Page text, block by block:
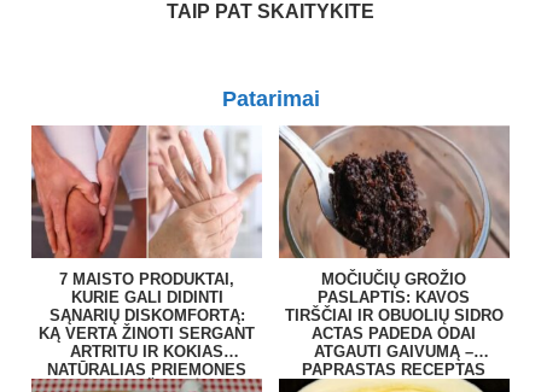
TAIP PAT SKAITYKITE
Patarimai
7 MAISTO PRODUKTAI,
KURIE GALI DIDINTI
SĄNARIŲ DISKOMFORTĄ:
KĄ VERTA ŽINOTI SERGANT
ARTRITU IR KOKIAS
NATŪRALIAS PRIEMONES
RENKASI ŽMONĖS?
MOČIUČIŲ GROŽIO
PASLAPTIS: KAVOS
TIRŠČIAI IR OBUOLIŲ SIDRO
ACTAS PADEDA ODAI
ATGAUTI GAIVUMĄ –
PAPRASTAS RECEPTAS
NAMUOSE